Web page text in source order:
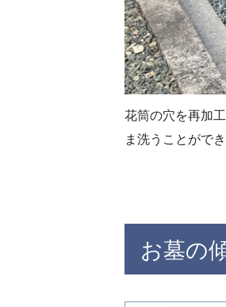
花筒の穴を再加
ま洗うことがで
お墓の